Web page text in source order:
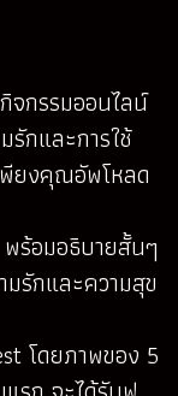
จกรรมออนไลน์
รักและการใช้
พียงคุณอัพโหลด
พร้อมอธิบายสั้นๆ
มรักและความสุข
โดยภาพของ 5